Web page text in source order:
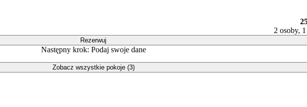
2 osoby,
Rezerwuj
Następny krok: Podaj swoje dane
Zobacz wszystkie pokoje (3)